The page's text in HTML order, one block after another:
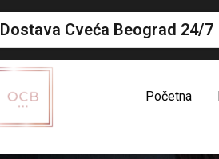
Dostava Cveća Beograd 24/7
Početna